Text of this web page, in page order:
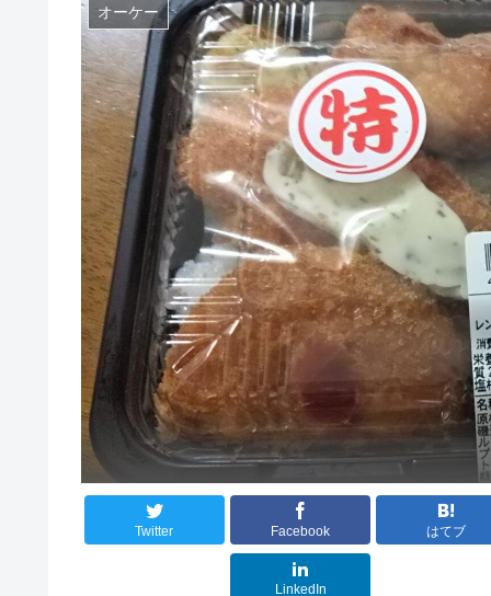
オーケー
Twitter Facebook はてブ
LinkedIn